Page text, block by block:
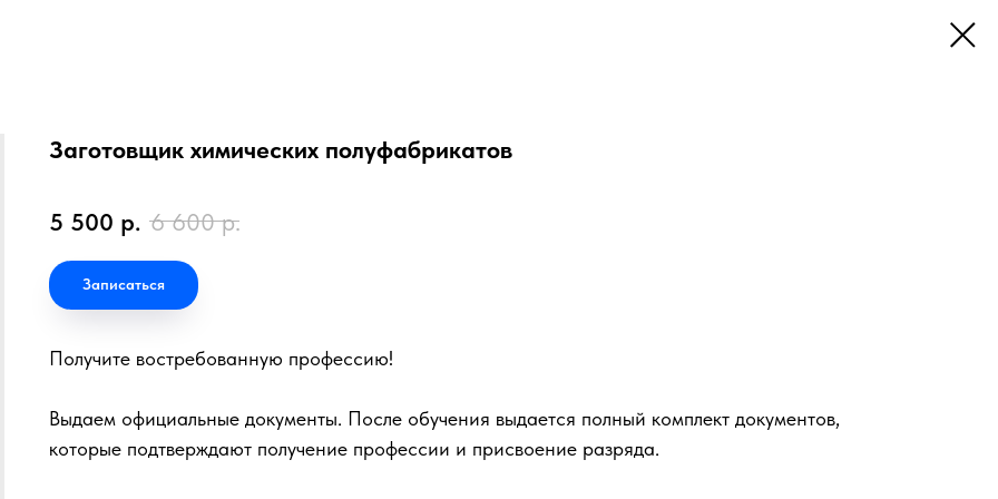
Заготовщик химических полуфабрикатов
5 500 р. 6 600 р.
Записаться
Получите востребованную профессию!
Выдаем официальные документы. После обучения выдается полный комплект документов,
которые подтверждают получение профессии и присвоение разряда.